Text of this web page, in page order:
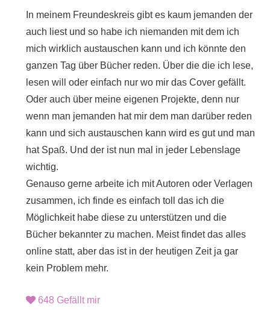
In meinem Freundeskreis gibt es kaum jemanden der
auch liest und so habe ich niemanden mit dem ich
mich wirklich austauschen kann und ich könnte den
ganzen Tag über Bücher reden. Über die die ich lese,
lesen will oder einfach nur wo mir das Cover gefällt.
Oder auch über meine eigenen Projekte, denn nur
wenn man jemanden hat mir dem man darüber reden
kann und sich austauschen kann wird es gut und man
hat Spaß. Und der ist nun mal in jeder Lebenslage
wichtig.
Genauso gerne arbeite ich mit Autoren oder Verlagen
zusammen, ich finde es einfach toll das ich die
Möglichkeit habe diese zu unterstützen und die
Bücher bekannter zu machen. Meist findet das alles
online statt, aber das ist in der heutigen Zeit ja gar
kein Problem mehr.
648 Gefällt mir